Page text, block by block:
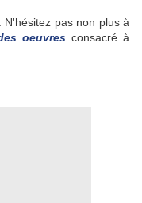
N'hésitez pas non plus à
oeuvresconsacré à